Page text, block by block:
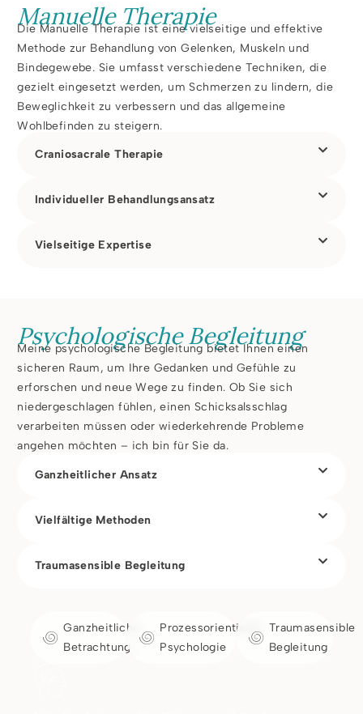
Manuelle Therapie
Die Manuelle Therapie ist eine vielseitige und effektive
Methode zur Behandlung von Gelenken, Muskeln und
Bindegewebe. Sie umfasst verschiedene Techniken, die
gezielt eingesetzt werden, um Schmerzen zu lindern, die
Beweglichkeit zu verbessern und das allgemeine
Wohlbefinden zu steigern.
Craniosacrale Therapie
Individueller Behandlungsansatz
Vielseitige Expertise
Psychologische Begleitung
Meine psychologische Begleitung bietet Ihnen einen
sicheren Raum, um Ihre Gedanken und Gefühle zu
erforschen und neue Wege zu finden. Ob Sie sich
niedergeschlagen fühlen, einen Schicksalsschlag
verarbeiten müssen oder wiederkehrende Probleme
angehen möchten – ich bin für Sie da.
Ganzheitlicher Ansatz
Vielfältige Methoden
Traumasensible Begleitung
Ganzheitliche
Betrachtung
Prozessorientierte
Psychologie
Traumasensible
Begleitung